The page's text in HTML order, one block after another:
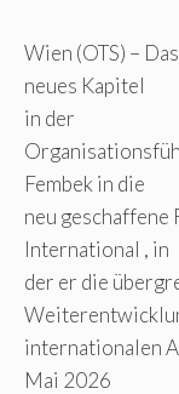
Wien (OTS) –
neues Kapitel
in der
Fembek in die
neu
International , in
der er die
internationalen
Mai 2026